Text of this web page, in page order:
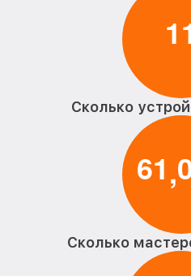
1
Сколько
61,
Сколько